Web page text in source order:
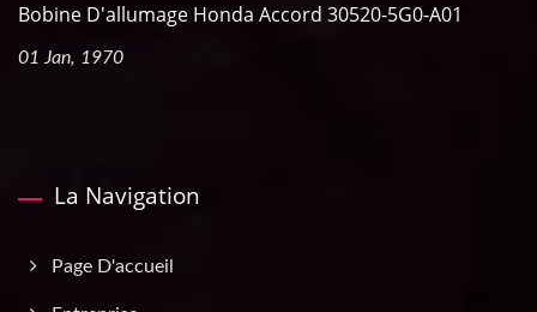
Bobine D'allumage Honda Accord 30520-5G0-A01
01 Jan, 1970
La Navigation
Page D'accueil